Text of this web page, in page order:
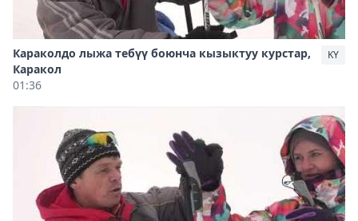
Караколдо лыжа тебүү боюнча кызыктуу курстар,
Каракол
01:36
KY